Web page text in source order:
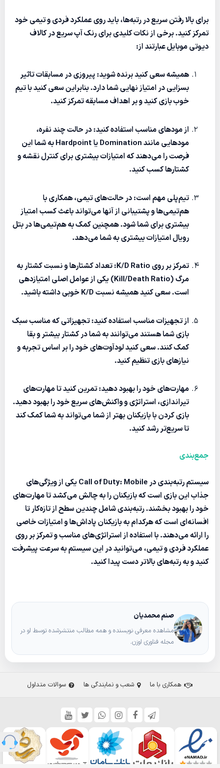
برای بالا رفتن سریع در رتبه‌ها، باید روی عملکرد فردی و تیمی خود
تمرکز کنید. برخی از نکات کلیدی برایرنک آپ سریعدر کالاف
دیوتی موبایل عبارتند از:
همیشه سعی کنید برنده شوید: پیروزی در مسابقات تاثیر
بسزایی در امتیاز نهایی شما دارد. بنابراین سعی کنید با تیم
خوب بازی کنید و بر اهداف مسابقه تمرکز کنید.
از مودهای مناسب استفاده کنید: در حالت چند نفره،
مودهایی مانندDomination یاHardpointبه شما این
فرصت را می‌دهند که امتیازات بیشتری برای کنترل نقشه و
کشتارها کسب کنید.
تیم‌پلی مهم است: در حالت‌های تیمی، همکاری با
هم‌تیمی‌ها و پشتیبانی از آنها می‌تواند باعث کسب امتیاز
بیشتری برای شما شود. همچنین کمک به هم‌تیمی‌ها در بتل
رویال امتیازات بیشتری به شما می‌دهد.
تمرکز بر روی K/D Ratio
: تعداد کشتارها و نسبت کشتار به
مرگ (Kill/Death Ratio) یکی از عوامل اصلی امتیازدهی
است. سعی کنید همیشه نسبت K/D خوبی داشته باشید.
از تجهیزات مناسب استفاده کنید: تجهیزاتی که مناسب سبک
بازی شما هستند می‌توانند به شما در کشتار بیشتر و بقا
کمک کنند. سعی کنید لودآوت‌های خود را بر اساس تجربه و
نیازهای بازی تنظیم کنید.
مهارت‌های خود را بهبود دهید: تمرین کنید تا مهارت‌های
تیراندازی، استراتژی و واکنش‌های سریع خود را بهبود دهید.
بازی کردن با بازیکنان بهتر از شما می‌تواند به شما کمک کند
تا سریع‌تر رشد کنید.
جمع‌بندی
سیستم رتبه‌بندی درCall of Duty: Mobile یکی از ویژگی‌های
جذاب این بازی است که بازیکنان را به چالش می‌کشد تا مهارت‌های
خود را بهبود بخشند. رتبه‌بندی شامل چندین سطح از تازه‌کار تا
افسانه‌ای است که هرکدام به بازیکنان پاداش‌ها و امتیازات خاصی
را ارائه می‌دهند. با استفاده از استراتژی‌های مناسب و تمرکز بر روی
عملکرد فردی و تیمی، می‌توانید در این سیستم به سرعت پیشرفت
کنید و به رتبه‌های بالاتر دست پیدا کنید.
صنم محمدیان
مشاهده معرفی نویسنده و همه مطالب منتشرشده توسط او در
مجله فناوری اوزن.
همکاری با ما شعب و نمایندگی ها سوالات متداول